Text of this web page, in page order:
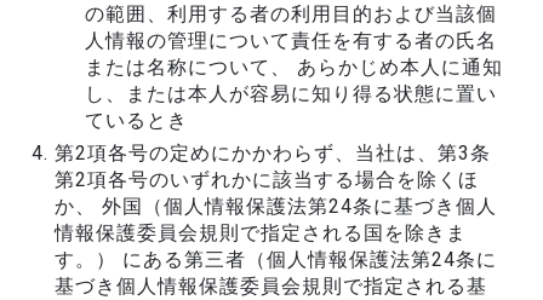
の範囲、利用する者の利用目的および当該個
人情報の管理について責任を有する者の氏名
または名称について、 あらかじめ本人に通知
し、または本人が容易に知り得る状態に置い
ているとき
第2項各号の定めにかかわらず、当社は、第3条
第2項各号のいずれかに該当する場合を除くほ
か、 外国（個人情報保護法第24条に基づき個人
情報保護委員会規則で指定される国を除きま
す。） にある第三者（個人情報保護法第24条に
基づき個人情報保護委員会規則で指定される基